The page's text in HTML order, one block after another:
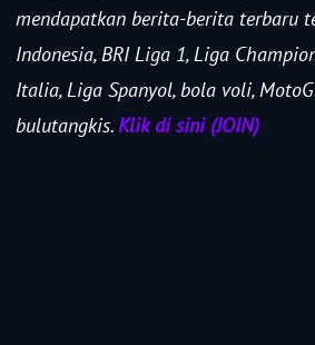
mendapatkan berita-berita terbaru
Indonesia, BRI Liga 1, Liga
Italia, Liga Spanyol, bola voli,
bulutangkis.Klik di sini (JOIN)